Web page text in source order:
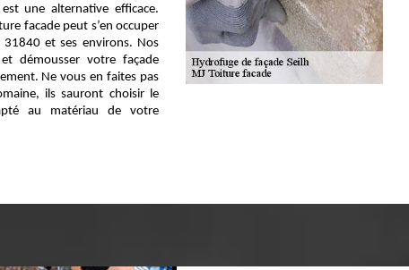
une alternative efficace.
facade peut s’en occuper
et ses environs. Nos
démousser votre façade
Ne vous en faites pas
ils sauront choisir le
au matériau de votre